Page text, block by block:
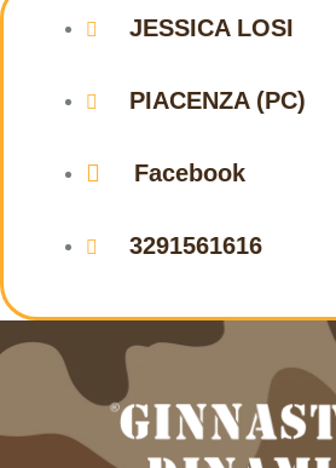
JESSICA LOSI
PIACENZA (PC)
Facebook
3291561616